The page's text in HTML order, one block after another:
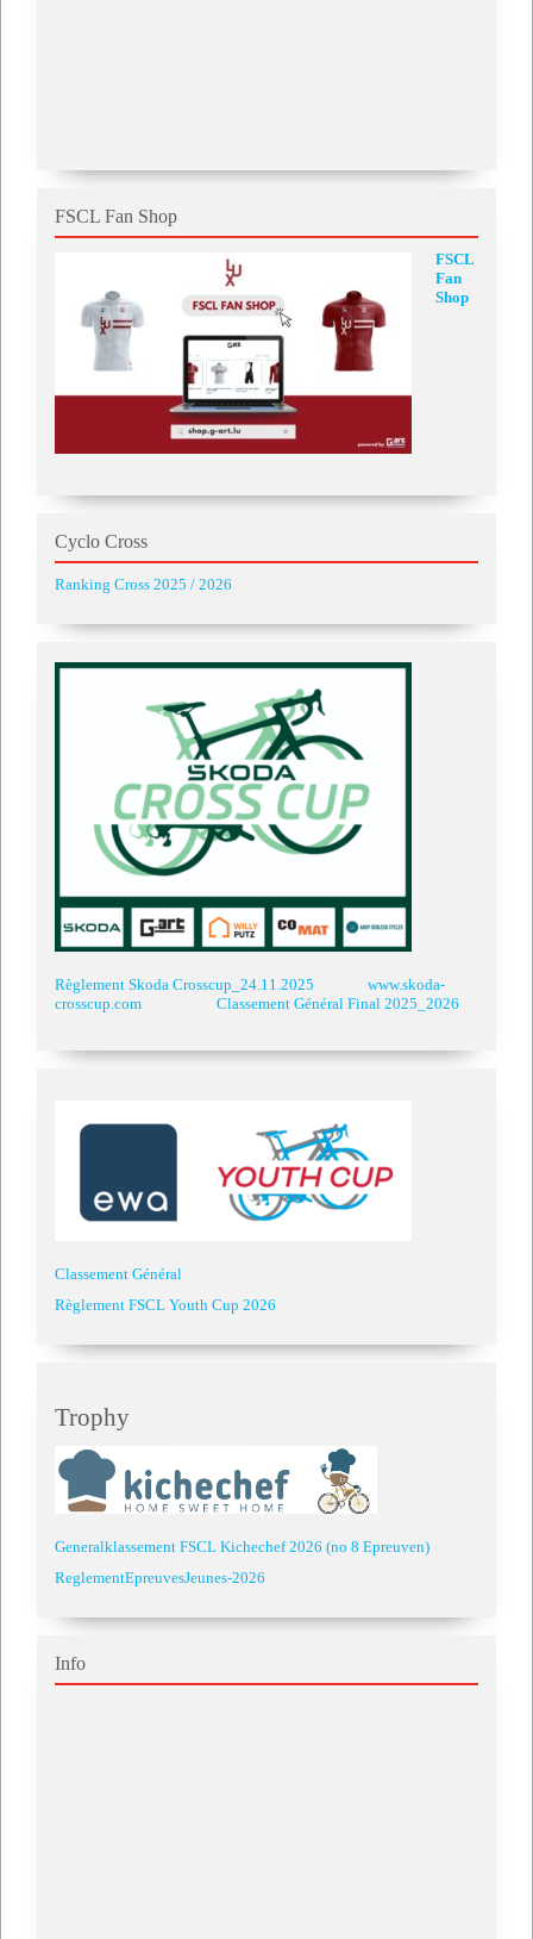
FSCL Fan Shop
FSCL
Fan
Shop
Cyclo Cross
Ranking Cross 2025 / 2026
Règlement Skoda Crosscup_24.11.2025
www.skoda-
crosscup.com
Classement Général Final 2025_2026
Classement Général
Règlement FSCL Youth Cup 2026
Trophy
Generalklassement FSCL Kichechef 2026 (no 8 Epreuven)
ReglementEpreuvesJeunes-2026
Info